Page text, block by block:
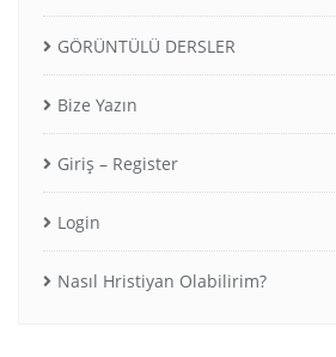
GÖRÜNTÜLÜ DERSLER
Bize Yazın
Giriş – Register
Login
Nasıl Hristiyan Olabilirim?